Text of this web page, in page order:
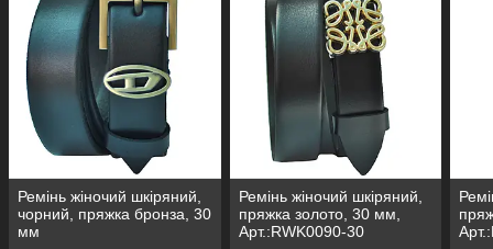
Ремінь жіночий шкіряний,
чорний, пряжка бронза, 30
мм
Ремінь жіночий шкіряний,
пряжка золото, 30 мм,
Арт.:RWK0090-30